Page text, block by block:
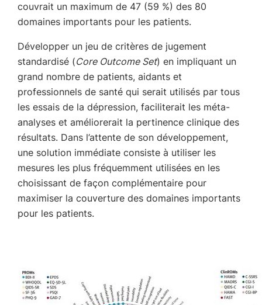
couvrait un maximum de 47 (59 %) des 80
domaines importants pour les patients.
Développer un jeu de critères de jugement
standardisé (Core Outcome Set) en impliquant un
grand nombre de patients, aidants et
professionnels de santé qui serait utilisés par tous
les essais de la dépression, faciliterait les méta-
analyses et améliorerait la pertinence clinique des
résultats. Dans l’attente de son développement,
une solution immédiate consiste à utiliser les
mesures les plus fréquemment utilisées en les
choisissant de façon complémentaire pour
maximiser la couverture des domaines importants
pour les patients.